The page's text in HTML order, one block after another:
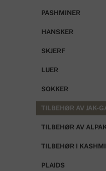
PASHMINER
HANSKER
SKJERF
LUER
SOKKER
TILBEHØR AV JAK-
TILBEHØR AV
TILBEHØR I
PLAIDS